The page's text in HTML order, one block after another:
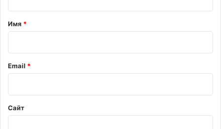
а
и
й
Имя *
Email *
Сайт